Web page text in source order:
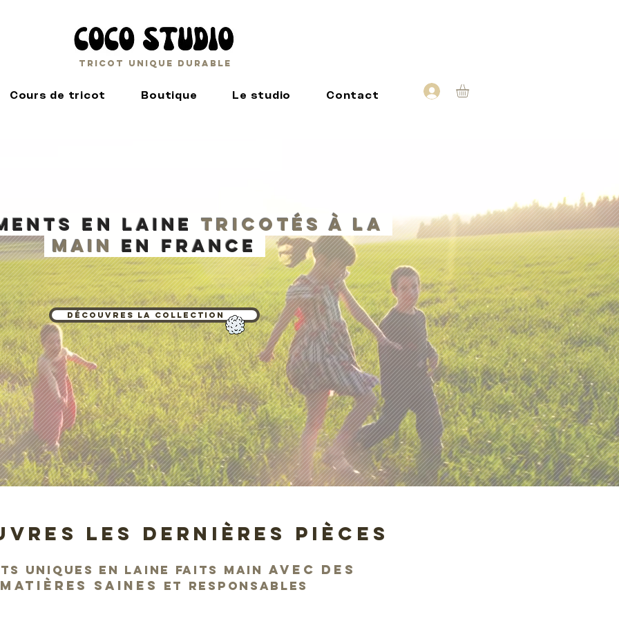
Tricot unique durable
Cours de tricot Boutique Le studio Contact
en lainetricotés à la
mainen France
Découvres la collection
LES DERNIÈRES PIÈCES
uniques en laine faits main avec des
MATIÈRES SAINES
et responsables